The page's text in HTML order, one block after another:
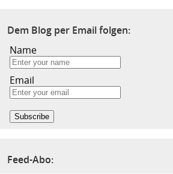
Dem Blog per Email folgen:
Name
Email
Feed-Abo: